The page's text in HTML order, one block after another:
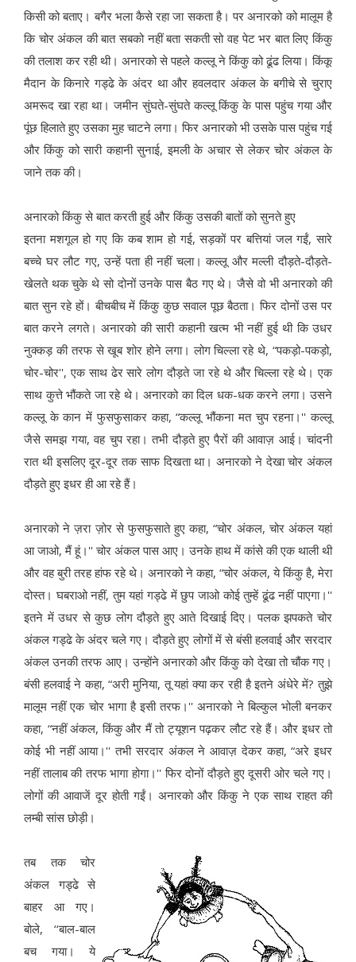
किसी को बताए। बगैर भला कैसे रहा जा सकता है। पर अनारको को मालूम है
कि चोर अंकल की बात सबको नहीं बता सकती सो वह पेट भर बात लिए किंकु
की तलाश कर रही थी। अनारको से पहले कल्लू ने किंकु को ढूंढ लिया। किंकू
मैदान के किनारे गड्ढे के अंदर था और हवलदार अंकल के बगीचे से चुराए
अमरूद खा रहा था। जमीन सुंघते-सुंघते कल्लू किंकु के पास पहुंच गया और
पूंछ हिलाते हुए उसका मुह चाटने लगा। फिर अनारको भी उसके पास पहुंच गई
और किंकु को सारी कहानी सुनाई, इमली के अचार से लेकर चोर अंकल के
जाने तक की।
अनारको किंकु से बात करती हुई और किंकु उसकी बातों को सुनते हुए
इतना मशगूल हो गए कि कब शाम हो गई, सड़कों पर बत्तियां जल गईं, सारे
बच्चे घर लौट गए, उन्हें पता ही नहीं चला। कल्लू और मल्ली दौड़ते-दौड़ते-
खेलते थक चुके थे सो दोनों उनके पास बैठ गए थे। जैसे वो भी अनारको की
बात सुन रहे हों। बीचबीच में किंकु कुछ सवाल पूछ बैठता। फिर दोनों उस पर
बात करने लगते। अनारको की सारी कहानी खत्म भी नहीं हुई थी कि उधर
नुक्कड़ की तरफ से खूब शोर होने लगा। लोग चिल्ला रहे थे, “पकड़ो-पकड़ो,
चोर-चोर'', एक साथ ढेर सारे लोग दौड़ते जा रहे थे और चिल्ला रहे थे। एक
साथ कुत्ते भौंकते जा रहे थे। अनारको का दिल धक-धक करने लगा। उसने
कल्लू के कान में फुसफुसाकर कहा, “कल्लू भौंकना मत चुप रहना।'' कल्लू
जैसे समझ गया, वह चुप रहा। तभी दौड़ते हुए पैरों की आवाज़ आई। चांदनी
रात थी इसलिए दूर-दूर तक साफ दिखता था। अनारको ने देखा चोर अंकल
दौड़ते हुए इधर ही आ रहे हैं।
अनारको ने ज़रा ज़ोर से फुसफुसाते हुए कहा, “चोर अंकल, चोर अंकल यहां
आ जाओ, मैं हूं।'' चोर अंकल पास आए। उनके हाथ में कांसे की एक थाली थी
और वह बुरी तरह हांफ रहे थे। अनारको ने कहा, “चोर अंकल, ये किंकु है, मेरा
दोस्त। घबराओ नहीं, तुम यहां गड्ढे में छुप जाओ कोई तुम्हें ढूंढ नहीं पाएगा।''
इतने में उधर से कुछ लोग दौड़ते हुए आते दिखाई दिए। पलक झपकते चोर
अंकल गड्ढे के अंदर चले गए। दौड़ते हुए लोगों में से बंसी हलवाई और सरदार
अंकल उनकी तरफ आए। उन्होंने अनारको और किंकु को देखा तो चौंक गए।
बंसी हलवाई ने कहा, “अरी मुनिया, तू यहां क्या कर रही है इतने अंधेरे में? तुझे
मालूम नहीं एक चोर भागा है इसी तरफ।'' अनारको ने बिल्कुल भोली बनकर
कहा, “नहीं अंकल, किंकु और मैं तो ट्यूशन पढ़कर लौट रहे हैं। और इधर तो
कोई भी नहीं आया।'' तभी सरदार अंकल ने आवाज़ देकर कहा, “अरे इधर
नहीं तालाब की तरफ भागा होगा।'' फिर दोनों दौड़ते हुए दूसरी ओर चले गए।
लोगों की आवाजें दूर होती गईं। अनारको और किंकु ने एक साथ राहत की
लम्बी सांस छोड़ी।
तब तक चोर
अंकल गड्ढे से
बाहर आ गए।
बोले, ‘‘बाल-बाल
बच गया। ये